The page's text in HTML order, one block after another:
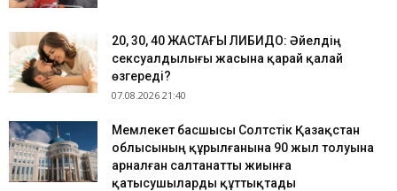
​20, 30, 40 ЖАСТАҒЫ ЛИБИДО: Әйелдің
сексуалдылығы жасына қарай қалай
өзгереді?
07.08.2026 21:40
Мемлекет басшысы Солтүстік Қазақстан
облысының құрылғанына 90 жыл толуына
арналған салтанатты жиынға
қатысушыларды құттықтады